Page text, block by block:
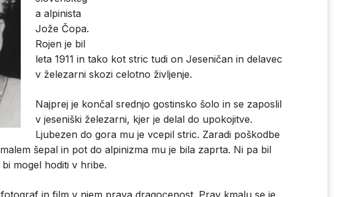
a alpinista
Jože Čopa.
Rojen je bil
leta 1911 in tako kot stric tudi on Jeseničan in delavec
v železarni skozi celotno življenje.
Najprej je končal srednjo gostinsko šolo in se zaposlil
v jeseniški železarni, kjer je delal do upokojitve.
Ljubezen do gora mu je vcepil stric. Zaradi poškodbe
šepal in pot do alpinizma mu je bila zaprta. Ni pa bil
mogel hoditi v hribe.